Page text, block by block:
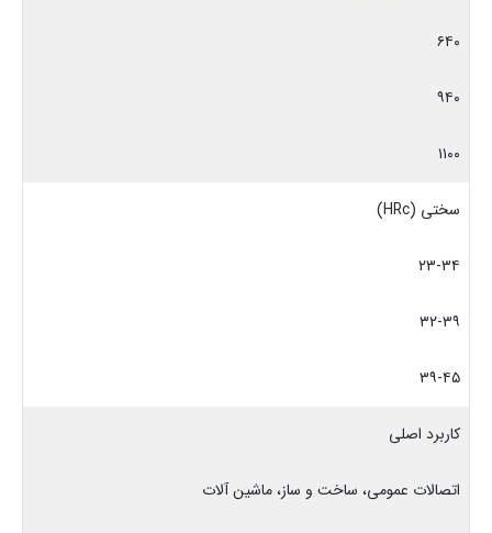
۶۴۰
۹۴۰
۱۱۰۰
سختی (HRc)
۲۳-۳۴
۳۲-۳۹
۳۹-۴۵
کاربرد اصلی
اتصالات عمومی، ساخت و ساز، ماشین آلات